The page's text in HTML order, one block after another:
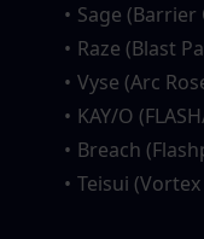
Sage (Barrier
Raze (Blast
Vyse (Arc
KAY/O
Breach
Teisui